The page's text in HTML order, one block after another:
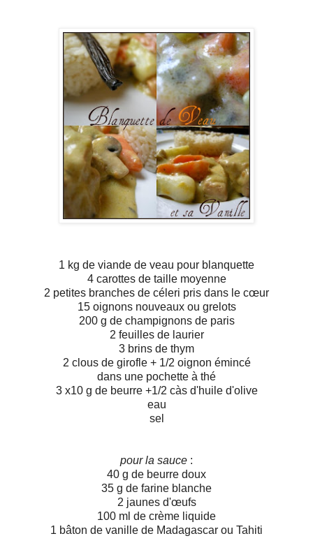
1 kg de viande de veau pour blanquette
4 carottes de taille moyenne
2 petites branches de céleri pris dans le cœur
15 oignons nouveaux ou grelots
200 g de champignons de paris
2 feuilles de laurier
3 brins de thym
2 clous de girofle + 1/2 oignon émincé
dans une pochette à thé
3 x10 g de beurre +1/2 càs d'huile d'olive
eau
sel
pour la sauce :
40 g de beurre doux
35 g de farine blanche
2 jaunes d'œufs
100 ml de crème liquide
1 bâton de vanille de Madagascar ou Tahiti